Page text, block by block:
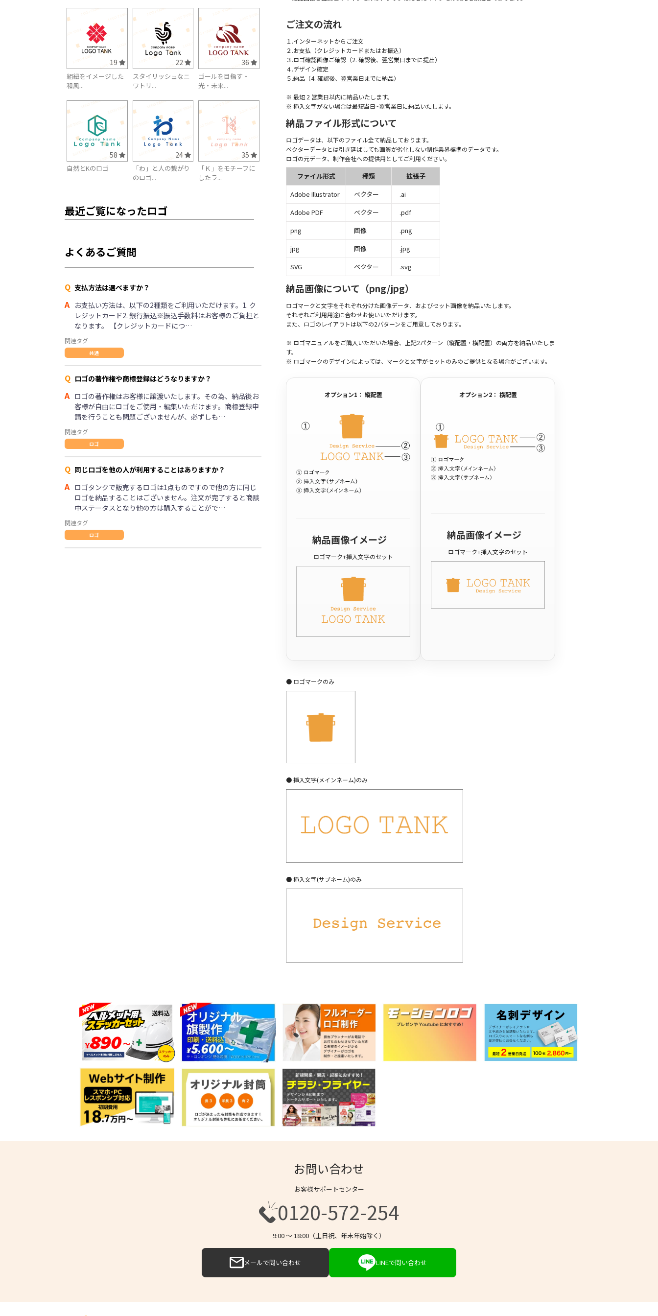
19
組紐をイメージした
和風...
22
スタイリッシュなニ
ワトリ...
36
ゴールを目指す・
光・未来...
58
自然とKのロゴ
24
「わ」と人の繋がり
のロゴ...
35
「Ｋ」をモチーフに
したラ...
最近ご覧になったロゴ
よくあるご質問
Q 支払方法は選べますか？
A お支払い方法は、以下の2種類をご利用いただけます。1. ク
レジットカード2. 銀行振込※振込手数料はお客様のご負担と
なります。 【クレジットカードにつ…
関連タグ
共通
Q ロゴの著作権や商標登録はどうなりますか？
A ロゴの著作権はお客様に譲渡いたします。その為、納品後お
客様が自由にロゴをご使用・編集いただけます。商標登録申
請を行うことも問題ございませんが、必ずしも…
関連タグ
ロゴ
Q 同じロゴを他の人が利用することはありますか？
A ロゴタンクで販売するロゴは1点ものですので他の方に同じ
ロゴを納品することはございません。注文が完了すると商談
中ステータスとなり他の方は購入することがで…
関連タグ
ロゴ
ご注文の流れ
１.インターネットからご注文
２.お支払（クレジットカードまたはお振込）
３.ロゴ確認画像ご確認（2. 確認後、翌営業日までに提出）
４.デザイン確定
５.納品（4. 確認後、翌営業日までに納品）
※ 最短 2 営業日以内に納品いたします。
※ 挿入文字がない場合は最短当日~翌営業日に納品いたします。
納品ファイル形式について
ロゴデータは、以下のファイル全て納品しております。
ベクターデータとは引き延ばしても画質が劣化しない制作業界標準のデータです。
ロゴの元データ、制作会社への提供用としてご利用ください。
ファイル形式 種類
拡張子
Adobe Illustrator
ベクター
.ai
Adobe PDF
ベクター
.pdf
png
画像
.png
jpg
画像
.jpg
SVG
ベクター .svg
納品画像について（png/jpg）
ロゴマークと文字をそれぞれ分けた画像データ、およびセット画像を納品いたします。
それぞれご利用用途に合わせお使いいただけます。
また、ロゴのレイアウトは以下の2パターンをご用意しております。
※ ロゴマニュアルをご購入いただいた場合、上記2パターン（縦配置・横配置）の両方を納品いたしま
す。
※ ロゴマークのデザインによっては、マークと文字がセットのみのご提供となる場合がございます。
オプション1： 縦配置
納品画像イメージ
ロゴマーク+挿入文字のセット
オプション2： 横配置
納品画像イメージ
ロゴマーク+挿入文字のセット
● ロゴマークのみ
● 挿入文字(メインネーム)のみ
● 挿入文字(サブネーム)のみ
お問い合わせ
お客様サポートセンター
0120-572-254
9:00 〜 18:00（土日祝、年末年始除く）
メールで問い合わせ LINEで問い合わせ